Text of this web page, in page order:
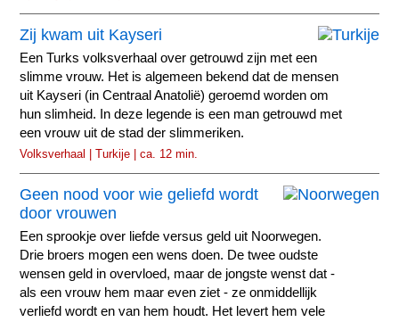
Zij kwam uit Kayseri
Een Turks volksverhaal over getrouwd zijn met een
slimme vrouw. Het is algemeen bekend dat de mensen
uit Kayseri (in Centraal Anatolië) geroemd worden om
hun slimheid. In deze legende is een man getrouwd met
een vrouw uit de stad der slimmeriken.
Volksverhaal | Turkije | ca. 12 min.
Geen nood voor wie geliefd wordt
door vrouwen
Een sprookje over liefde versus geld uit Noorwegen.
Drie broers mogen een wens doen. De twee oudste
wensen geld in overvloed, maar de jongste wenst dat -
als een vrouw hem maar even ziet - ze onmiddellijk
verliefd wordt en van hem houdt. Het levert hem vele